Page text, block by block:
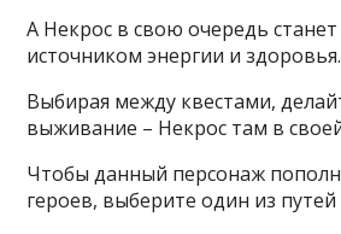
А Некрос в свою очередь станет
источником энергии и здоровья.
Выбирая между квестами,
выживание – Некрос там в
Чтобы данный персонаж
героев, выберите один из путей